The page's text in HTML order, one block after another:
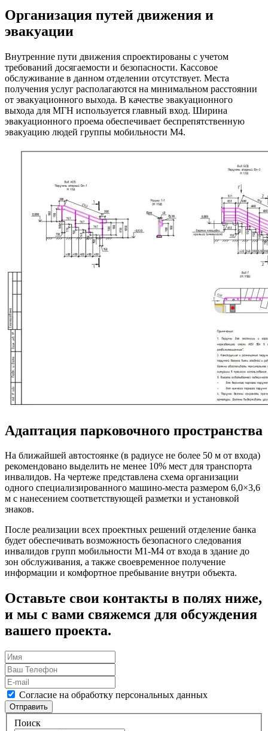
Организация путей движения и
эвакуации
Внутренние пути движения спроектированы с учетом
требований досягаемости и безопасности. Кассовое
обслуживание в данном отделении отсутствует. Места
получения услуг располагаются на минимальном расстоянии
от эвакуационного выхода. В качестве эвакуационного
выхода для МГН используется главный вход. Ширина
эвакуационного проема обеспечивает беспрепятственную
эвакуацию людей группы мобильности М4.
Адаптация парковочного пространства
На ближайшей автостоянке (в радиусе не более 50 м от входа)
рекомендовано выделить не менее 10% мест для транспорта
инвалидов. На чертеже представлена схема организации
одного специализированного машино-места размером 6,0×3,6
м с нанесением соответствующей разметки и установкой
знаков.
После реализации всех проектных решений отделение банка
будет обеспечивать возможность безопасного следования
инвалидов групп мобильности М1-М4 от входа в здание до
зон обслуживания, а также своевременное получение
информации и комфортное пребывание внутри объекта.
Оставьте свои контакты в полях ниже,
и мы с вами свяжемся для обсуждения
вашего проекта.
Согласие на обработку персональных данных
Отправить
Поиск